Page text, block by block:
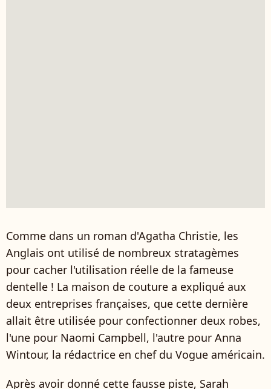
Comme dans un roman d'Agatha Christie, les
Anglais ont utilisé de nombreux stratagèmes
pour cacher l'utilisation réelle de la fameuse
dentelle ! La maison de couture a expliqué aux
deux entreprises françaises, que cette dernière
allait être utilisée pour confectionner deux robes,
l'une pour Naomi Campbell, l'autre pour Anna
Wintour, la rédactrice en chef du Vogue américain.
Après avoir donné cette fausse piste, Sarah